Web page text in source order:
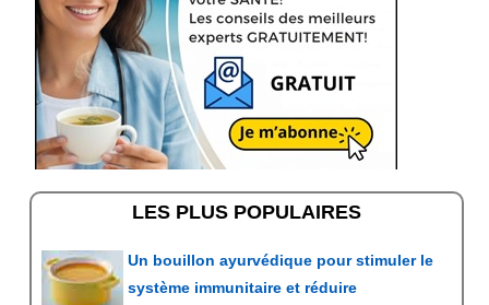
LES PLUS POPULAIRES
Un bouillon ayurvédique pour stimuler le
système immunitaire et réduire